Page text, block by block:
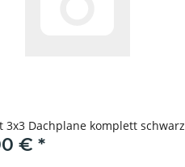
3x3 Dachplane komplett schwarz
€ *